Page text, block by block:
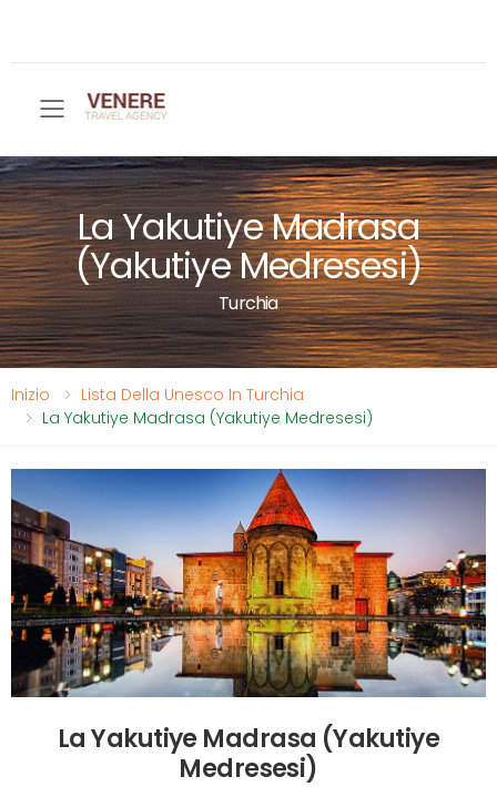
Toggle mobile menu
La Yakutiye Madrasa
(Yakutiye Medresesi)
Turchia
Inizio
Lista Della Unesco In Turchia
La Yakutiye Madrasa (Yakutiye Medresesi)
La Yakutiye Madrasa (Yakutiye
Medresesi)